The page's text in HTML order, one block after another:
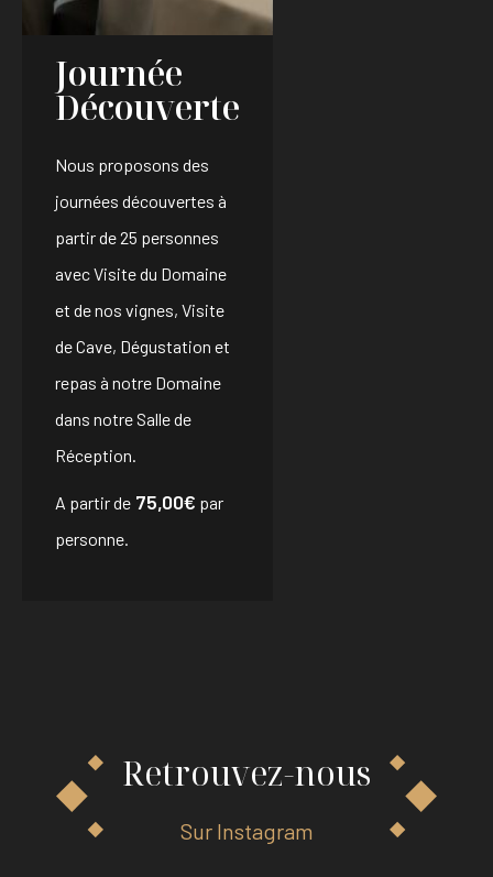
Journée
Découverte
Nous proposons des
journées découvertes à
partir de 25 personnes
avec Visite du Domaine
et de nos vignes, Visite
de Cave, Dégustation et
repas à notre Domaine
dans notre Salle de
Réception.
A partir de 75,00€ par
personne.
Retrouvez-nous
Sur Instagram